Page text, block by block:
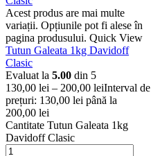
Acest produs are mai multe
variații. Opțiunile pot fi alese în
pagina produsului. Quick View
Tutun Galeata 1kg Davidoff
Clasic
Evaluat la 5.00 din 5
130,00 lei – 200,00 leiInterval de
prețuri: 130,00 lei până la
200,00 lei
Cantitate Tutun Galeata 1kg
Davidoff Clasic